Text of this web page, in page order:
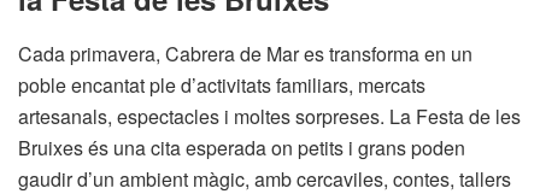
Cada primavera, Cabrera de Mar es transforma en un
poble encantat ple d’activitats familiars, mercats
artesanals, espectacles i moltes sorpreses. La Festa de les
Bruixes és una cita esperada on petits i grans poden
gaudir d’un ambient màgic, amb cercaviles, contes, tallers